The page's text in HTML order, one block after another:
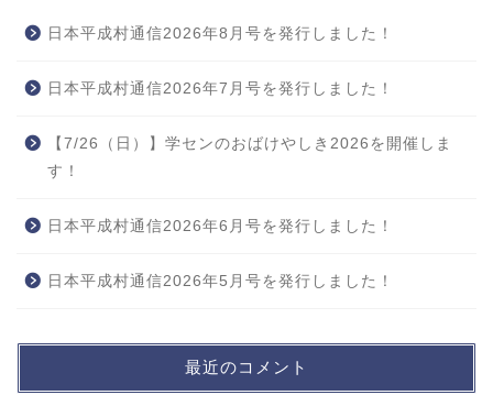
日本平成村通信2026年8月号を発行しました！
日本平成村通信2026年7月号を発行しました！
【7/26（日）】学センのおばけやしき2026を開催しま
す！
日本平成村通信2026年6月号を発行しました！
日本平成村通信2026年5月号を発行しました！
最近のコメント